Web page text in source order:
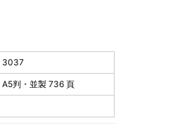
3037
A5判・並製 736 頁